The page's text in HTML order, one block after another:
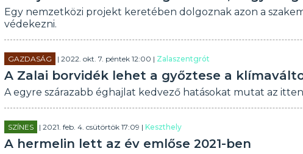
Egy nemzetközi projekt keretében dolgoznak azon a
védekezni.
GAZDASÁG | 2022. okt. 7. péntek 12:00 | Zalaszentgrót
A Zalai borvidék lehet a győztese a
A egyre szárazabb éghajlat kedvező hatásokat mutat az
SZÍNES | 2021. feb. 4. csütörtök 17:09 | Keszthely
A hermelin lett az év emlőse 2021-ben